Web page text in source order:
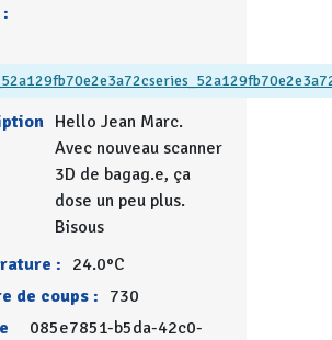
Hello Jean Marc.
Avec nouveau scanner
3D de bagag.e, ça
dose un peu plus.
Bisous
:
24.0°C
de coups : 730
085e7851-b5da-42c0-